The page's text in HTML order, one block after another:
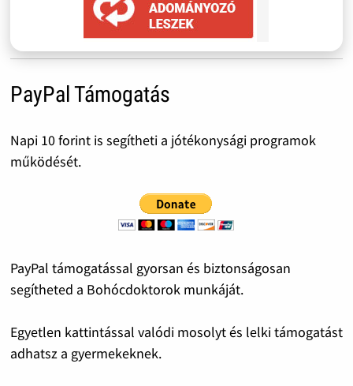
PayPal Támogatás
Napi 10 forint is segítheti a jótékonysági programok
működését.
PayPal támogatással gyorsan és biztonságosan
segítheted a Bohócdoktorok munkáját.
Egyetlen kattintással valódi mosolyt és lelki támogatást
adhatsz a gyermekeknek.